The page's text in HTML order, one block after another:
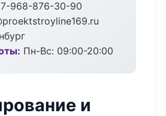
968-876-30-90
Пн-Вс: 09:00-20:00
и